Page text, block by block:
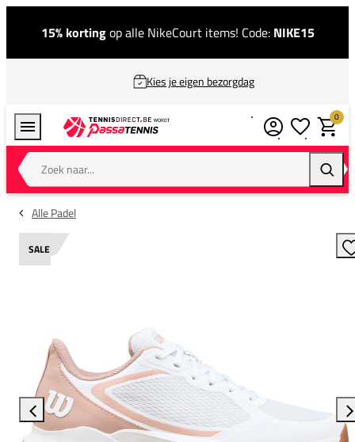
15% kortingop alle NikeCourt items! Code: NIKE15
Kies je eigen bezorgdag
Zoek naar...
0
Alle Padel
SALE